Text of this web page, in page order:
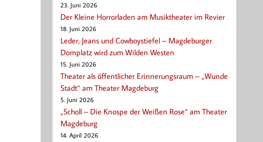
23. Juni 2026
Der Kleine Horrorladen am Musiktheater im Revier
18. Juni 2026
Leder, Jeans und Cowboystiefel – Magdeburger
Domplatz wird zum Wilden Westen
15. Juni 2026
Theater als öffentlicher Erinnerungsraum – „Wunde
Stadt“ am Theater Magdeburg
5. Juni 2026
„Scholl – Die Knospe der Weißen Rose“ am Theater
Magdeburg
14. April 2026